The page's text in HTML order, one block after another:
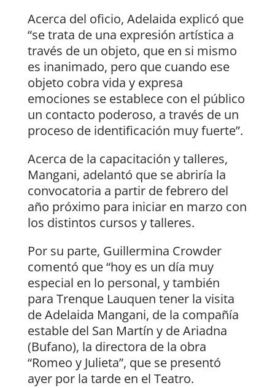
Acerca del oficio, Adelaida explicó que
“se trata de una expresión artística a
través de un objeto, que en si mismo
es inanimado, pero que cuando ese
objeto cobra vida y expresa
emociones se establece con el público
un contacto poderoso, a través de un
proceso de identificación muy fuerte”.
Acerca de la capacitación y talleres,
Mangani, adelantó que se abriría la
convocatoria a partir de febrero del
año próximo para iniciar en marzo con
los distintos cursos y talleres.
Por su parte, Guillermina Crowder
comentó que “hoy es un día muy
especial en lo personal, y también
para Trenque Lauquen tener la visita
de Adelaida Mangani, de la compañía
estable del San Martín y de Ariadna
(Bufano), la directora de la obra
“Romeo y Julieta”, que se presentó
ayer por la tarde en el Teatro.